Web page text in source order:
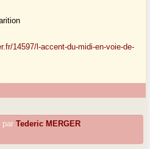
14597/l-accent-du-midi-en-voie-de-
parTederic MERGER